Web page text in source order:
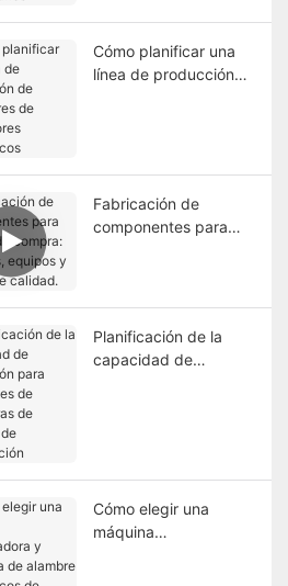
Cómo planificar una
línea de producción
Fabricación de
componentes para
Planificación de la
capacidad de
Cómo elegir una
máquina